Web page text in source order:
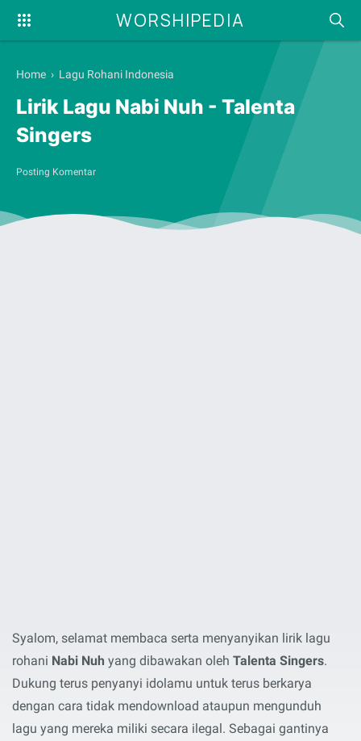
WORSHIPEDIA
Home › Lagu Rohani Indonesia
Lirik Lagu Nabi Nuh - Talenta
Singers
Posting Komentar
Syalom, selamat membaca serta menyanyikan lirik lagu
rohani Nabi Nuh yang dibawakan oleh Talenta Singers.
Dukung terus penyanyi idolamu untuk terus berkarya
dengan cara tidak mendownload ataupun mengunduh
lagu yang mereka miliki secara ilegal. Sebagai gantinya